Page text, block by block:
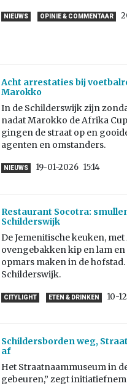
NIEUWS OPINIE & COMMENTAAR
Acht arrestaties bij
Marokko
In de Schilderswijk zijn
nadat Marokko de Afrika
gingen de straat op en
agenten en omstanders.
NIEUWS 19-01-2026 15:14
Restaurant Socotra:
Schilderswijk
De Jemenitische keuken,
ovengebakken kip en lam
opmars maken in de
Schilderswijk.
CITYLIGHT ETEN & DRINKEN 10-
Schildersborden weg,
af
Het Straatnaammuseum in
gebeuren,” zegt